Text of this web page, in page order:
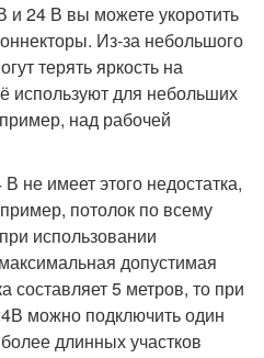
24 В вы можете укоротить
Из-за небольшого
терять яркость на
используют для небольших
над рабочей
не имеет этого недостатка,
потолок по всему
использовании
допустимая
составляет 5 метров, то при
можно подключить один
длинных участков